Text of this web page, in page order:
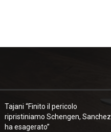
Tajani “Finito il pericolo
ripristiniamo Schengen, Sanchez
ha esagerato”